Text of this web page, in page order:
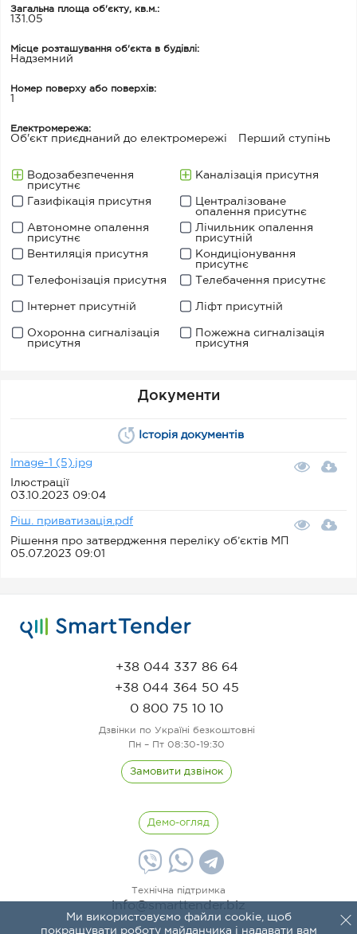
Загальна площа об'єкту, кв.м.:
131.05
Місце розташування об'єкта в будівлі:
Надземний
Номер поверху або поверхів:
1
Електромережа:
Об'єкт приєднаний до електромережі Перший ступінь
Водозабезпечення
присутнє
Каналізація присутня
Газифікація присутня
Централізоване
опалення присутнє
Автономне опалення
присутнє
Лічильник опалення
присутній
Вентиляція присутня
Кондиціонування
присутнє
Телефонізація присутня
Телебачення присутнє
Інтернет присутній Ліфт присутній
Охоронна сигналізація
присутня
Пожежна сигналізація
присутня
Документи
Історія документів
Image-1 (5).jpg
Ілюстрації
03.10.2023 09:04
Ріш. приватизація.pdf
Рішення про затвердження переліку об’єктів МП
05.07.2023 09:01
Ми використовуємо файли cookie, щоб
покращувати роботу майданчика і надавати вам
+38 044 337 86 64
+38 044 364 50 45
0 800 75 10 10
Дзвінки по Україні безкоштовні
Пн – Пт 08:30-19:30
Замовити дзвінок
Технічна підтримка
Демо-огляд